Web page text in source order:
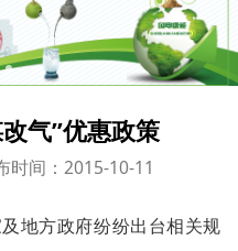
气”优惠政策
时间：2015-10-11
方政府纷纷出台相关规